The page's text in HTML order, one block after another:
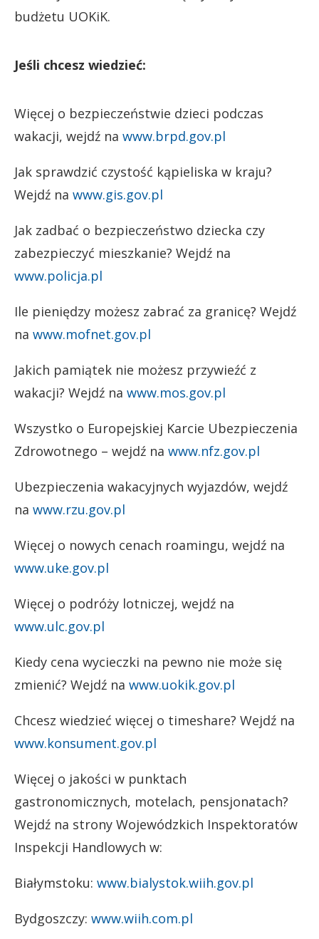
budżetu UOKiK.
Jeśli chcesz wiedzieć:
Więcej o bezpieczeństwie dzieci podczas
wakacji, wejdź na www.brpd.gov.pl
Jak sprawdzić czystość kąpieliska w kraju?
Wejdź na www.gis.gov.pl
Jak zadbać o bezpieczeństwo dziecka czy
zabezpieczyć mieszkanie? Wejdź na
www.policja.pl
Ile pieniędzy możesz zabrać za granicę? Wejdź
na www.mofnet.gov.pl
Jakich pamiątek nie możesz przywieźć z
wakacji? Wejdź na www.mos.gov.pl
Wszystko o Europejskiej Karcie Ubezpieczenia
Zdrowotnego – wejdź na www.nfz.gov.pl
Ubezpieczenia wakacyjnych wyjazdów, wejdź
na www.rzu.gov.pl
Więcej o nowych cenach roamingu, wejdź na
www.uke.gov.pl
Więcej o podróży lotniczej, wejdź na
www.ulc.gov.pl
Kiedy cena wycieczki na pewno nie może się
zmienić? Wejdź na www.uokik.gov.pl
Chcesz wiedzieć więcej o timeshare? Wejdź na
www.konsument.gov.pl
Więcej o jakości w punktach
gastronomicznych, motelach, pensjonatach?
Wejdź na strony Wojewódzkich Inspektoratów
Inspekcji Handlowych w:
Białymstoku: www.bialystok.wiih.gov.pl
Bydgoszczy: www.wiih.com.pl